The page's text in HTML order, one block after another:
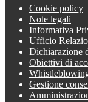
Cookie policy
Note legali
Informativa
Ufficio
Dichiarazione
Obiettivi di
Gestione